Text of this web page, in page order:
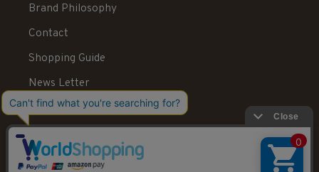
Brand Philosophy
Contact
Shopping Guide
News Letter
Recruit